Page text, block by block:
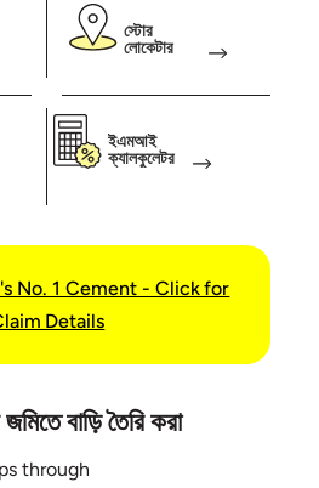
স্টোর
লোকেটার
ইএমআই
ক্যালকুলেটর
No. 1 Cement - Click for
Details
বাড়ি তৈরি করা
through